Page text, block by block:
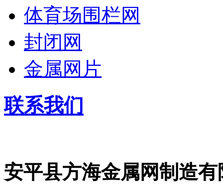
体育场围栏网
封闭网
金属网片
联系我们
安平县方海金属网制造有